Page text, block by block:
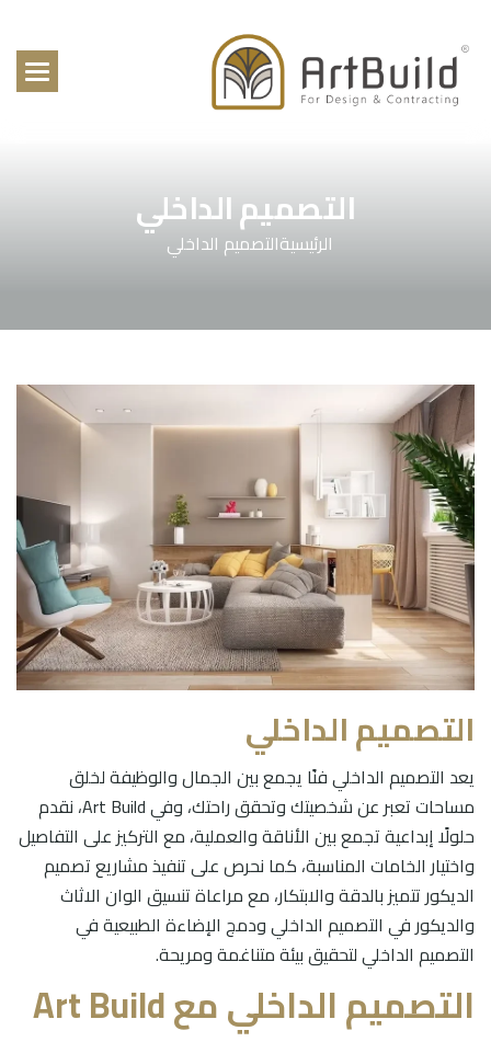
التصميم الداخلي
الرئيسيةالتصميم الداخلي
التصميم الداخلي
يعد التصميم الداخلي فنًا يجمع بين الجمال والوظيفة لخلق
مساحات تعبر عن شخصيتك وتحقق راحتك، وفي Art Build، نقدم
حلولًا إبداعية تجمع بين الأناقة والعملية، مع التركيز على التفاصيل
واختيار الخامات المناسبة، كما نحرص على تنفيذ مشاريع تصميم
الديكور تتميز بالدقة والابتكار، مع مراعاة تنسيق الوان الاثاث
والديكور في التصميم الداخلي ودمج الإضاءة الطبيعية في
التصميم الداخلي لتحقيق بيئة متناغمة ومريحة.
التصميم الداخلي مع Art Build